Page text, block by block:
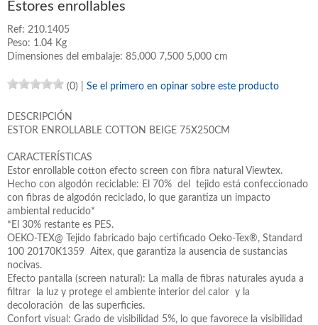
Estores enrollables
Ref: 210.1405
Peso: 1.04 Kg
Dimensiones del embalaje: 85,000 7,500 5,000 cm
(0) Se el primero en opinar sobre este producto
DESCRIPCIÓN
ESTOR ENROLLABLE COTTON BEIGE 75X250CM
CARACTERÍSTICAS
Estor enrollable cotton efecto screen con fibra natural Viewtex.
Hecho con algodón reciclable: El 70% del tejido está confeccionado
con fibras de algodón reciclado, lo que garantiza un impacto
ambiental reducido*
*El 30% restante es PES.
OEKO-TEX@ Tejido fabricado bajo certificado Oeko-Tex®, Standard
100 20170K1359 Aitex, que garantiza la ausencia de sustancias
nocivas.
Efecto pantalla (screen natural): La malla de fibras naturales ayuda a
filtrar la luz y protege el ambiente interior del calor y la
decoloración de las superficies.
Confort visual: Grado de visibilidad 5%, lo que favorece la visibilidad